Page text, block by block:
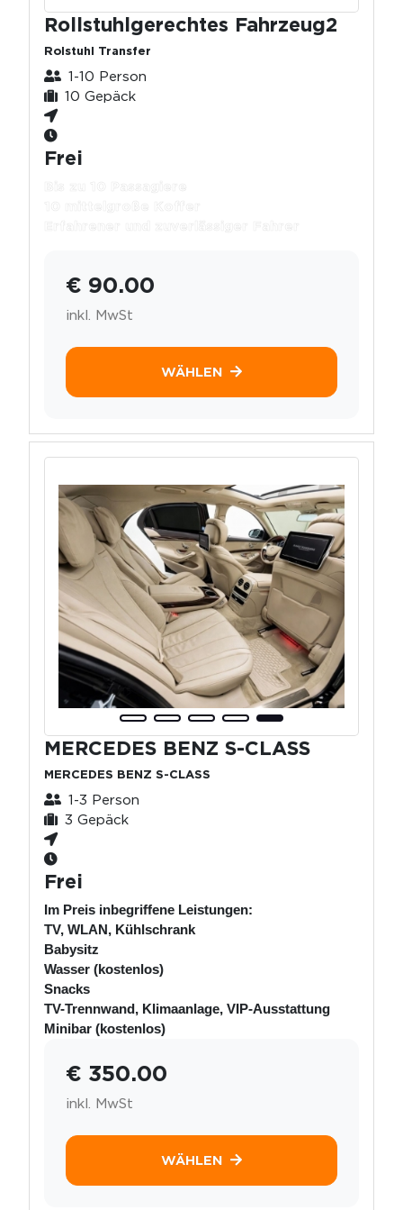
Rollstuhlgerechtes Fahrzeug2
Rolstuhl Transfer
1-10 Person
10 Gepäck
Frei
Bis zu 10 Passagiere
10 mittelgroße Koffer
Erfahrener und zuverlässiger Fahrer
€ 90.00
inkl. MwSt
WÄHLEN
MERCEDES BENZ S-CLASS
MERCEDES BENZ S-CLASS
1-3 Person
3 Gepäck
Frei
Im Preis inbegriffene Leistungen:
TV, WLAN, Kühlschrank
Babysitz
Wasser (kostenlos)
Snacks
TV-Trennwand, Klimaanlage, VIP-Ausstattung
Minibar (kostenlos)
€ 350.00
inkl. MwSt
WÄHLEN